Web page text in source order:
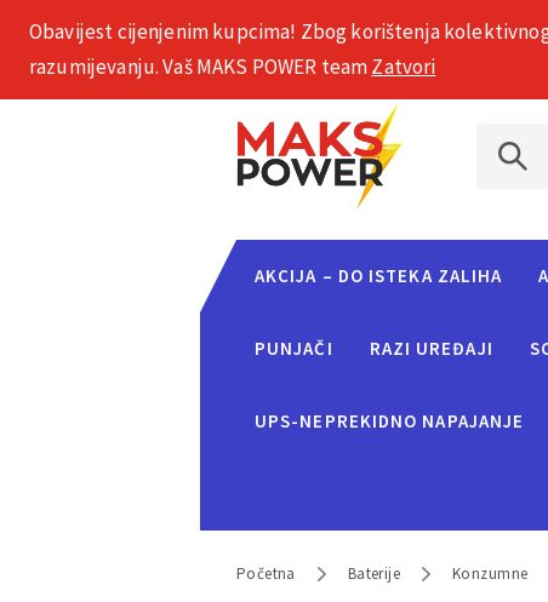
+385 1 2002 575
AKCIJA – DO ISTEKA ZALIHA
PUNJAČI RAZI UREĐAJI
UPS-NEPREKIDNO NAPAJANJE
Početna Baterije Konzumne
Obavijest cijenjenim kupcima! Zbog korištenja kolektivnog
razumijevanju. Vaš MAKS POWER teamZatvori